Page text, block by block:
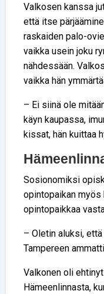
Valkosen kanssa
että itse
raskaiden palo-
vaikka usein joku
nähdessään.
vaikka hän
– Ei siinä ole
käyn kaupassa,
kissat, hän kuittaa
Sosionomiksi
opintopaikan myös
opintopaikkaa
– Oletin aluksi,
Tampereen
Valkonen oli
Hämeenlinnasta,